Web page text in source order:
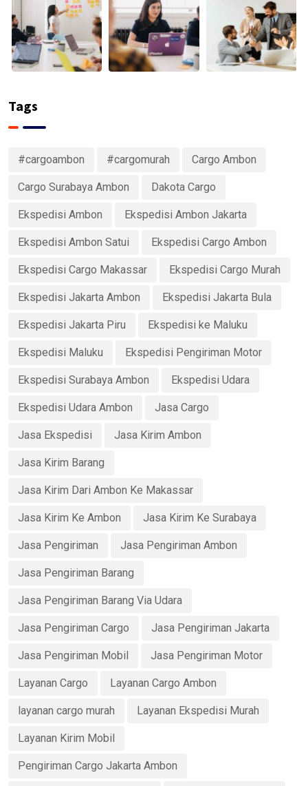
Tags
#cargoambon #cargomurah Cargo Ambon
Cargo Surabaya Ambon Dakota Cargo
Ekspedisi Ambon Ekspedisi Ambon Jakarta
Ekspedisi Ambon Satui Ekspedisi Cargo Ambon
Ekspedisi Cargo Makassar Ekspedisi Cargo Murah
Ekspedisi Jakarta Ambon Ekspedisi Jakarta Bula
Ekspedisi Jakarta Piru Ekspedisi ke Maluku
Ekspedisi Maluku Ekspedisi Pengiriman Motor
Ekspedisi Surabaya Ambon Ekspedisi Udara
Ekspedisi Udara Ambon Jasa Cargo
Jasa Ekspedisi Jasa Kirim Ambon
Jasa Kirim Barang
Jasa Kirim Dari Ambon Ke Makassar
Jasa Kirim Ke Ambon Jasa Kirim Ke Surabaya
Jasa Pengiriman Jasa Pengiriman Ambon
Jasa Pengiriman Barang
Jasa Pengiriman Barang Via Udara
Jasa Pengiriman Cargo Jasa Pengiriman Jakarta
Jasa Pengiriman Mobil Jasa Pengiriman Motor
Layanan Cargo Layanan Cargo Ambon
layanan cargo murah Layanan Ekspedisi Murah
Layanan Kirim Mobil
Pengiriman Cargo Jakarta Ambon